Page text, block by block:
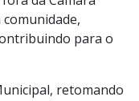
para o
retomando